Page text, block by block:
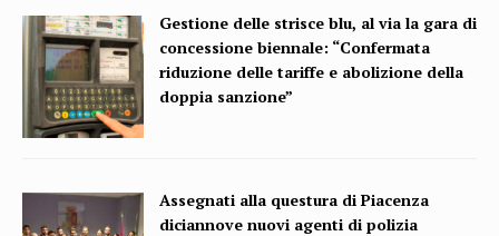
Gestione delle strisce blu, al via la gara di
concessione biennale: “Confermata
riduzione delle tariffe e abolizione della
doppia sanzione”
Assegnati alla questura di Piacenza
diciannove nuovi agenti di polizia